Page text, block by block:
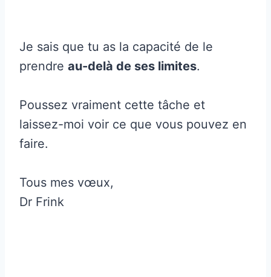
Je sais que tu as la capacité de le
prendre au-delà de ses limites.
Poussez vraiment cette tâche et
laissez-moi voir ce que vous pouvez en
faire.
Tous mes vœux,
Dr Frink